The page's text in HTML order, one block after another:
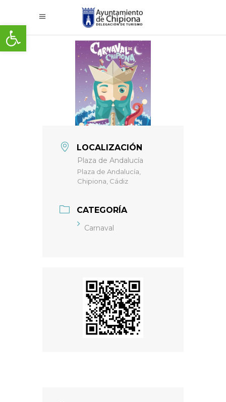
Abrir barra de herramientas
LOCALIZACIÓN
Plaza de Andalucía
Plaza de Andalucía,
Chipiona, Cádiz
CATEGORÍA
Carnaval